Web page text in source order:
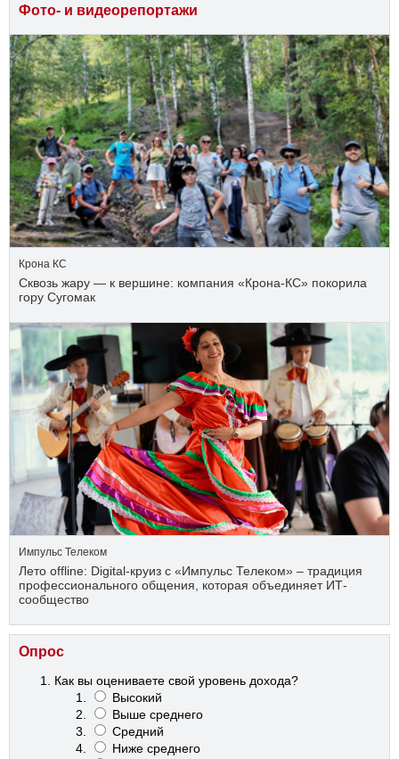
Фото- и видеорепортажи
Крона КС
Сквозь жару — к вершине: компания «Крона‑КС» покорила
гору Сугомак
Импульс Телеком
Лето offline: Digital-круиз с «Импульс Телеком» – традиция
профессионального общения, которая объединяет ИТ-
сообщество
Опрос
Как вы оцениваете свой уровень дохода?
Высокий
Выше среднего
Средний
Ниже среднего